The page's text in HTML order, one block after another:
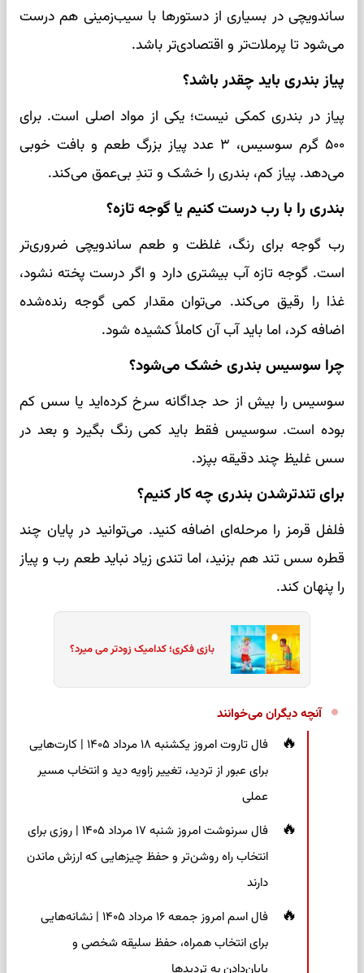
ساندویچی در بسیاری از دستورها با سیب‌زمینی هم درست
می‌شود تا پرملات‌تر و اقتصادی‌تر باشد.
پیاز بندری باید چقدر باشد؟
پیاز در بندری کمکی نیست؛ یکی از مواد اصلی است. برای
۵۰۰ گرم سوسیس، ۳ عدد پیاز بزرگ طعم و بافت خوبی
می‌دهد. پیاز کم، بندری را خشک و تندِ بی‌عمق می‌کند.
بندری را با رب درست کنیم یا گوجه تازه؟
رب گوجه برای رنگ، غلظت و طعم ساندویچی ضروری‌تر
است. گوجه تازه آب بیشتری دارد و اگر درست پخته نشود،
غذا را رقیق می‌کند. می‌توان مقدار کمی گوجه رنده‌شده
اضافه کرد، اما باید آب آن کاملاً کشیده شود.
چرا سوسیس بندری خشک می‌شود؟
سوسیس را بیش از حد جداگانه سرخ کرده‌اید یا سس کم
بوده است. سوسیس فقط باید کمی رنگ بگیرد و بعد در
سس غلیظ چند دقیقه بپزد.
برای تندترشدن بندری چه کار کنیم؟
فلفل قرمز را مرحله‌ای اضافه کنید. می‌توانید در پایان چند
قطره سس تند هم بزنید، اما تندی زیاد نباید طعم رب و پیاز
را پنهان کند.
بازی فکری؛ کدامیک زودتر می میرد؟
آنچه دیگران می‌خوانند
فال تاروت امروز یکشنبه ۱۸ مرداد ۱۴۰۵ | کارت‌هایی
برای عبور از تردید، تغییر زاویه دید و انتخاب مسیر
عملی
فال سرنوشت امروز شنبه ۱۷ مرداد ۱۴۰۵ | روزی برای
انتخاب راه روشن‌تر و حفظ چیزهایی که ارزش ماندن
دارند
فال اسم امروز جمعه ۱۶ مرداد ۱۴۰۵ | نشانه‌هایی
برای انتخاب همراه، حفظ سلیقه شخصی و
پایان‌دادن به تردیدها